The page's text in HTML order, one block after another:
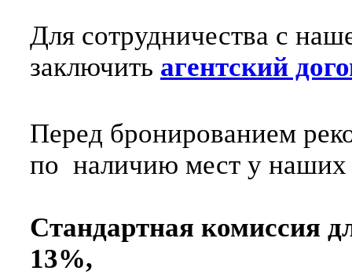
Для сотрудничества с
заключить агентский
Перед бронированием
по наличию мест у наших
Стандартная комиссия
13%,